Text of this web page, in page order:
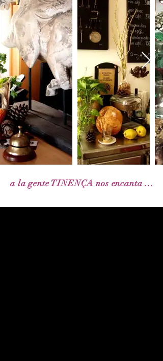
a la gente TINENÇA nos encanta ...